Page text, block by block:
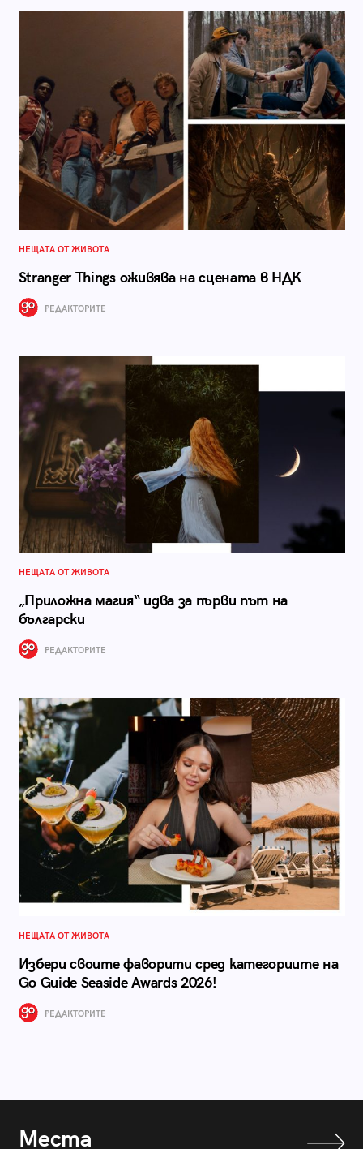
НЕЩАТА ОТ ЖИВОТА
Stranger Things оживява на сцената в НДК
РЕДАКТОРИТЕ
НЕЩАТА ОТ ЖИВОТА
„Приложна магия“ идва за първи път на
български
РЕДАКТОРИТЕ
НЕЩАТА ОТ ЖИВОТА
Избери своите фаворити сред категориите на
Go Guide Seaside Awards 2026!
РЕДАКТОРИТЕ
Места